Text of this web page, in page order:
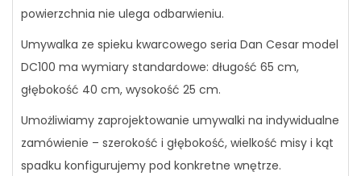
powierzchnia nie ulega odbarwieniu.
Umywalka ze spieku kwarcowego seria Dan Cesar model
DC100 ma wymiary standardowe: długość 65 cm,
głębokość 40 cm, wysokość 25 cm.
Umożliwiamy zaprojektowanie umywalki na indywidualne
zamówienie – szerokość i głębokość, wielkość misy i kąt
spadku konfigurujemy pod konkretne wnętrze.